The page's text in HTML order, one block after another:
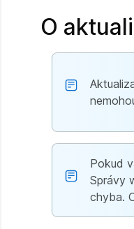
O
Pokud
Správy
chyba.